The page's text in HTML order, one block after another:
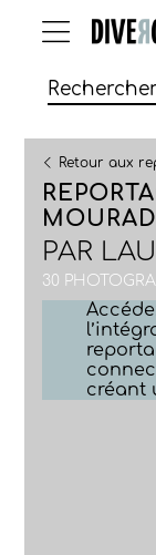
Retour aux
PAR
30
créant